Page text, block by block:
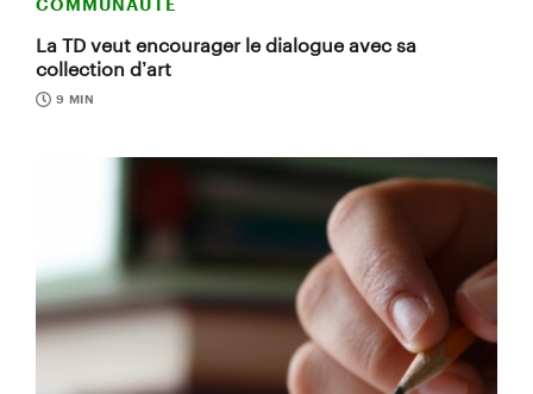
COMMUNAUTE
La TD veut encourager le dialogue avec sa
collection d’art
9 MIN